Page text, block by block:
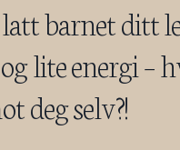
barnet ditt
lite energi –
deg selv?!